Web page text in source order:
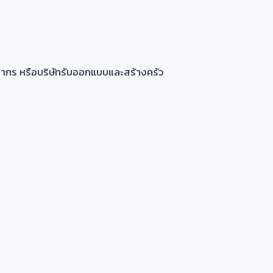
ร หรือบริษัทรับออกแบบและสร้างครัว